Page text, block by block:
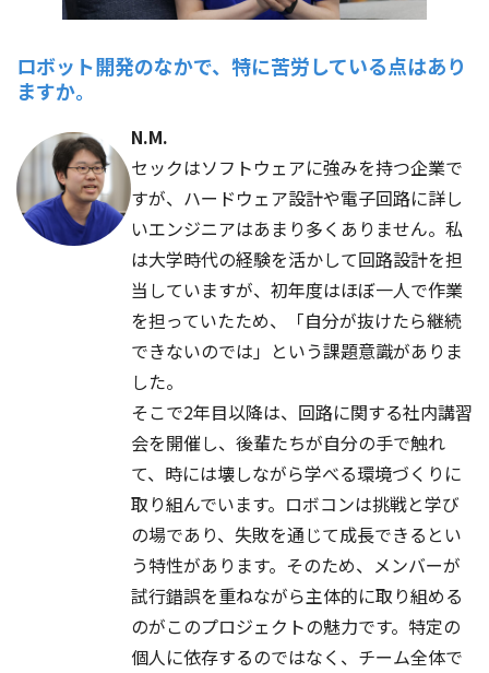
ロボット開発のなかで、特に苦労している点はあり
ますか。
N.M.
セックはソフトウェアに強みを持つ企業で
すが、ハードウェア設計や電子回路に詳し
いエンジニアはあまり多くありません。私
は大学時代の経験を活かして回路設計を担
当していますが、初年度はほぼ一人で作業
を担っていたため、「自分が抜けたら継続
できないのでは」という課題意識がありま
した。
そこで2年目以降は、回路に関する社内講習
会を開催し、後輩たちが自分の手で触れ
て、時には壊しながら学べる環境づくりに
取り組んでいます。ロボコンは挑戦と学び
の場であり、失敗を通じて成長できるとい
う特性があります。そのため、メンバーが
試行錯誤を重ねながら主体的に取り組める
のがこのプロジェクトの魅力です。特定の
個人に依存するのではなく、チーム全体で